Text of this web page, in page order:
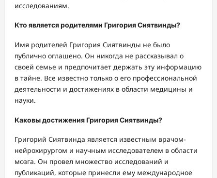
исследованиям.
Кто является родителями Григория Сиятвинды?
Имя родителей Григория Сиятвинды не было
публично оглашено. Он никогда не рассказывал о
своей семье и предпочитает держать эту информацию
в тайне. Все известно только о его профессиональной
деятельности и достижениях в области медицины и
науки.
Каковы достижения Григория Сиятвинды?
Григорий Сиятвинда является известным врачом-
нейрохирургом и научным исследователем в области
мозга. Он провел множество исследований и
публикаций, которые принесли ему международное